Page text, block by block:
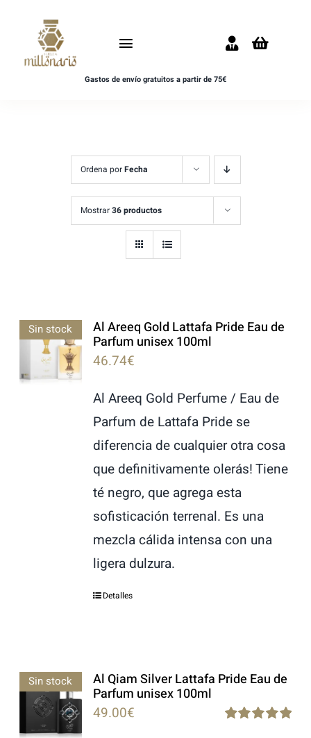
contenido
Toggle
Navigation
LATTAFA
MARCAS
Gastos de envío gratuitos a partir de 75€
Ordena porFecha
Mostrar36 productos
Sin stock Al Areeq Gold Lattafa Pride Eau de
Parfum unisex 100ml
46.74€
Al Areeq Gold Perfume / Eau de
Parfum de Lattafa Pride se
diferencia de cualquier otra cosa
que definitivamente olerás! Tiene
té negro, que agrega esta
sofisticación terrenal. Es una
mezcla cálida intensa con una
ligera dulzura.
Detalles
Sin stock Al Qiam Silver Lattafa Pride Eau de
Parfum unisex 100ml
49.00€